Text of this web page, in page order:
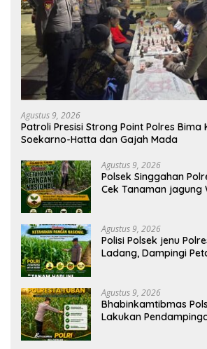
Agustus 9, 2026
Patroli Presisi Strong Point Polres
Soekarno-Hatta dan Gajah Mada
Agustus 9, 2026
Polsek Singgahan
Cek Tanaman jagung
Agustus 9, 2026
Polisi Polsek jenu
Ladang, Dampingi
Agustus 9, 2026
Bhabinkamtibmas
Lakukan